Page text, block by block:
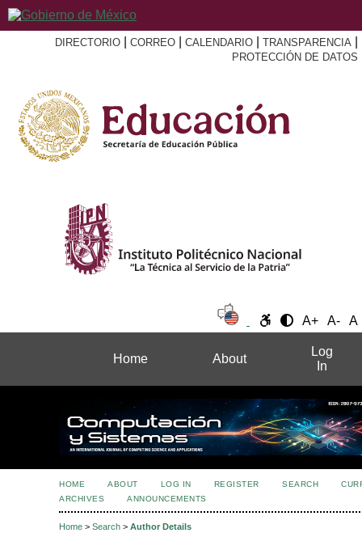
DIRECTORIO CORREO CALENDARIO TRANSPARENCIA
PROTECCIÓN DE DATOS
A+ A- A
Home About
Log
In
HOME ABOUT LOG IN REGISTER SEARCH
ARCHIVES
ANNOUNCEMENTS
Home > Search > Author Details